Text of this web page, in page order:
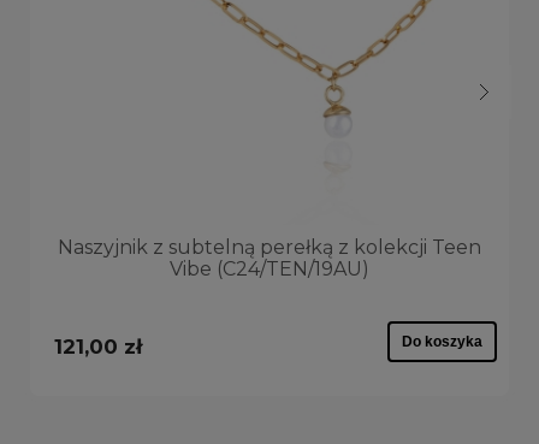
Naszyjnik z subtelną perełką z kolekcji Teen
Vibe (C24/TEN/19AU)
121,00 zł Do koszyka